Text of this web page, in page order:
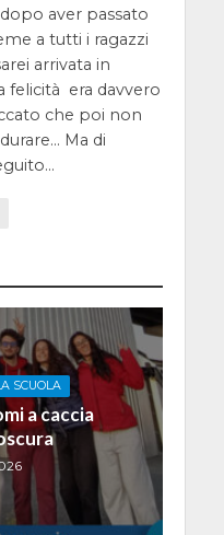
aver passato
a tutti i ragazzi
arrivata in
felicità era davvero
che poi non
Ma di
SCUOLA
a caccia